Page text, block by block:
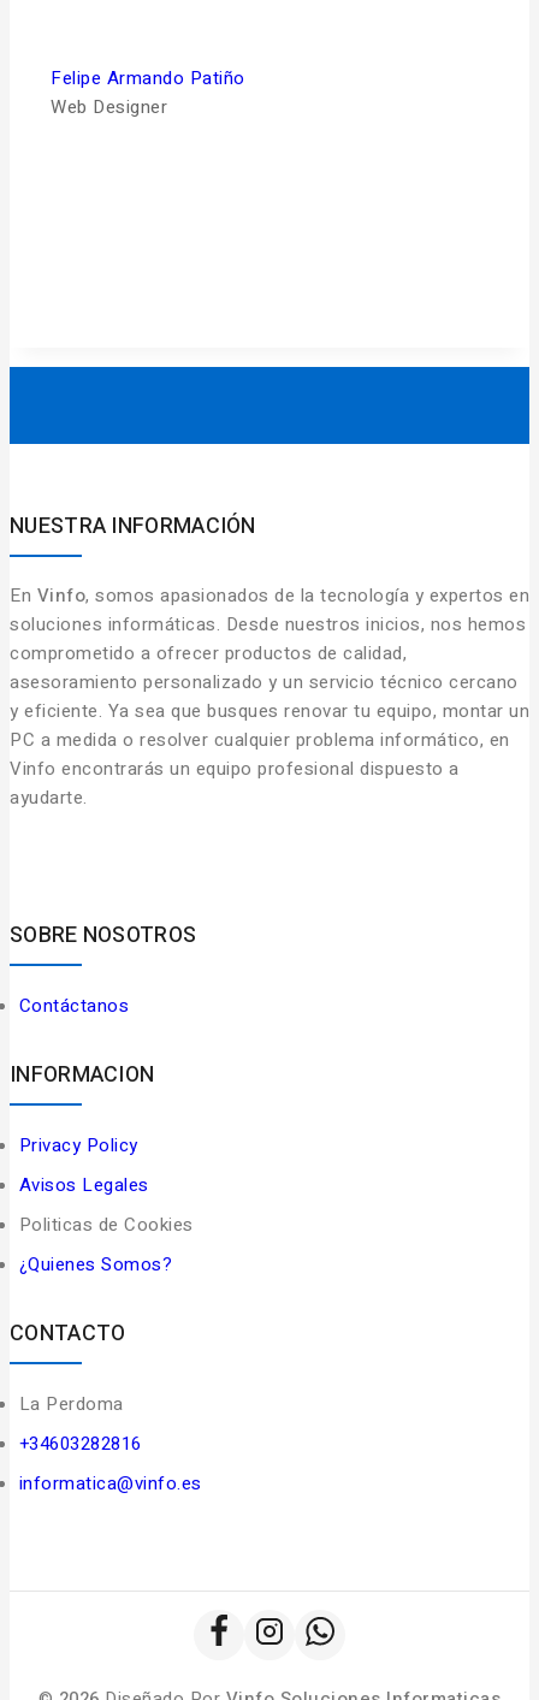
Felipe Armando Patiño
Web Designer
NUESTRA INFORMACIÓN
En Vinfo, somos apasionados de la tecnología y expertos en
soluciones informáticas. Desde nuestros inicios, nos hemos
comprometido a ofrecer productos de calidad,
asesoramiento personalizado y un servicio técnico cercano
y eficiente. Ya sea que busques renovar tu equipo, montar un
PC a medida o resolver cualquier problema informático, en
Vinfo encontrarás un equipo profesional dispuesto a
ayudarte.
SOBRE NOSOTROS
Contáctanos
INFORMACION
Privacy Policy
Avisos Legales
Politicas de Cookies
¿Quienes Somos?
CONTACTO
La Perdoma
+34603282816
informatica@vinfo.es